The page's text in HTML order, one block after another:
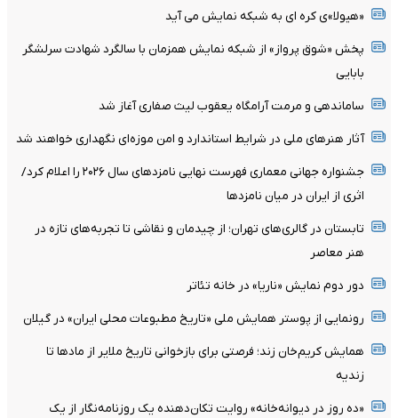
«هیولا»ی کره ای به شبکه نمایش می آید
پخش «شوق پرواز» از شبکه نمایش همزمان با سالگرد شهادت سرلشگر
بابایی
ساماندهی و مرمت آرامگاه یعقوب لیث صفاری آغاز شد
آثار هنرهای ملی در شرایط استاندارد و امن موزه‌ای نگهداری خواهند شد
جشنواره جهانی معماری فهرست نهایی نامزدهای سال ۲۰۲۶ را اعلام کرد/
اثری از ایران در میان نامزدها
تابستان در گالری‌های تهران؛ از چیدمان و نقاشی تا تجربه‌های تازه در
هنر معاصر
دور دوم نمایش «ناریا» در خانه تئاتر
رونمایی از پوستر همایش ملی «تاریخ مطبوعات محلی ایران» در گیلان
همایش کریم‌خان زند؛ فرصتی برای بازخوانی تاریخ ملایر از مادها تا
زندیه
«ده روز در دیوانه‌خانه» روایت تکان‌دهنده یک روزنامه‌نگار از یک